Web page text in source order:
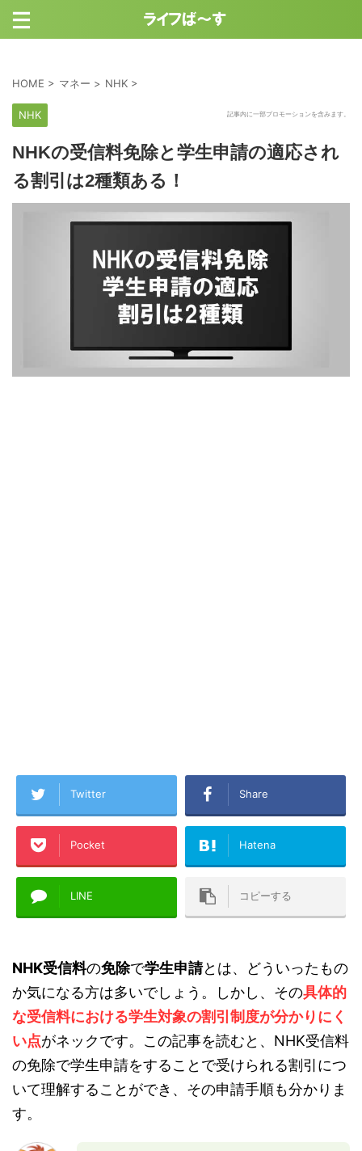
HOME > マネー > NHK >
NHK 記事内に一部プロモーションを含みます。
NHKの受信料免除と学生申請の適応され
る割引は2種類ある！
Twitter Share
Pocket Hatena
LINE コピーする
NHK受信料の免除で学生申請とは、どういったもの
か気になる方は多いでしょう。しかし、その具体的
な受信料における学生対象の割引制度が分かりにく
い点がネックです。この記事を読むと、NHK受信料
の免除で学生申請をすることで受けられる割引につ
いて理解することができ、その申請手順も分かりま
す。